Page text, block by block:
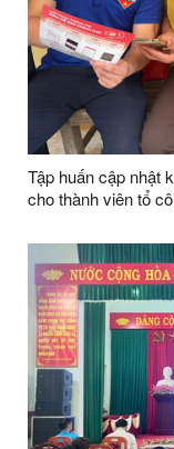
Tập huấn cập nhật
cho thành viên tổ